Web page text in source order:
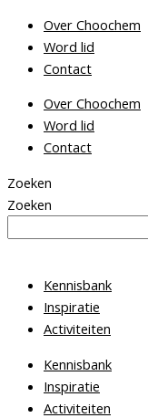
naar
inhoud
Over Choochem
Word lid
Contact
Over Choochem
Word lid
Contact
Zoeken
Zoeken
Kennisbank
Inspiratie
Activiteiten
Kennisbank
Inspiratie
Activiteiten